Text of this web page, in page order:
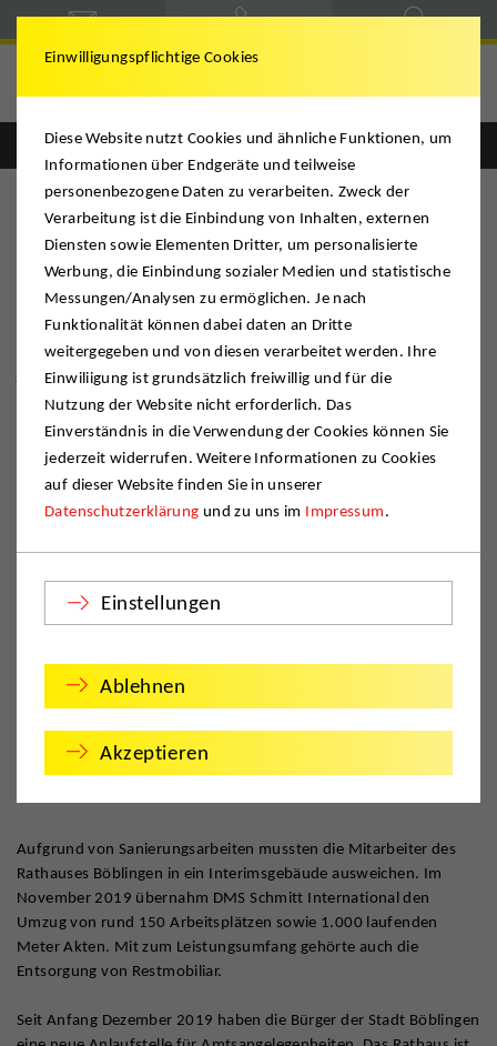
Englisch Deutsch
Schmitt International
RATHAUS BÖBLINGEN. Umzug von 150
Arbeitsplätzen ins »Tetragon« mit DMS
Schmitt International
Aufgrund von Sanierungsarbeiten mussten die Mitarbeiter des
Rathauses Böblingen in ein Interimsgebäude ausweichen. Im
November 2019 übernahm DMS Schmitt International den
Umzug von rund 150 Arbeitsplätzen sowie 1.000 laufenden
Meter Akten. Mit zum Leistungsumfang gehörte auch die
Entsorgung von Restmobiliar.
Seit Anfang Dezember 2019 haben die Bürger der Stadt Böblingen
Einwilligungspflichtige Cookies
Diese Website nutzt Cookies und ähnliche Funktionen, um
Informationen über Endgeräte und teilweise
personenbezogene Daten zu verarbeiten. Zweck der
Verarbeitung ist die Einbindung von Inhalten, externen
Diensten sowie Elementen Dritter, um personalisierte
Werbung, die Einbindung sozialer Medien und statistische
Messungen/Analysen zu ermöglichen. Je nach
Funktionalität können dabei daten an Dritte
weitergegeben und von diesen verarbeitet werden. Ihre
Einwiliigung ist grundsätzlich freiwillig und für die
Nutzung der Website nicht erforderlich. Das
Einverständnis in die Verwendung der Cookies können Sie
jederzeit widerrufen. Weitere Informationen zu Cookies
auf dieser Website finden Sie in unserer
Datenschutzerklärung und zu uns im Impressum.
Einstellungen
Ablehnen
Akzeptieren